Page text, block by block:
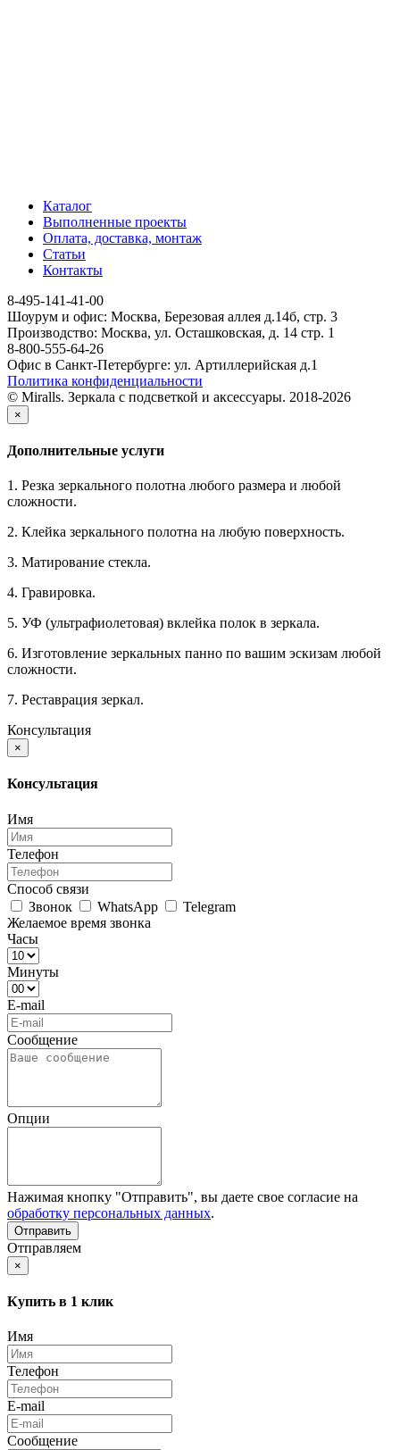
Каталог
Выполненные проекты
Оплата, доставка, монтаж
Статьи
Контакты
8-495-141-41-00
Шоурум и офис: Москва, Березовая аллея д.14б, стр. 3
Производство: Москва, ул. Осташковская, д. 14 стр. 1
8-800-555-64-26
Офис в Санкт-Петербурге: ул. Артиллерийская д.1
Политика конфиденциальности
© Miralls. Зеркала с подсветкой и аксессуары. 2018-2026
×
Дополнительные услуги
1. Резка зеркального полотна любого размера и любой
сложности.
2. Клейка зеркального полотна на любую поверхность.
3. Матирование стекла.
4. Гравировка.
5. УФ (ультрафиолетовая) вклейка полок в зеркала.
6. Изготовление зеркальных панно по вашим эскизам любой
сложности.
7. Реставрация зеркал.
Консультация
×
Консультация
Имя
Телефон
Способ связи
Звонок
WhatsApp
Telegram
Желаемое время звонка
Часы
Минуты
E-mail
Сообщение
Опции
Нажимая кнопку "Отправить", вы даете свое согласие на
обработку персональных данных.
Отправляем
×
Купить в 1 клик
Имя
Телефон
E-mail
Сообщение